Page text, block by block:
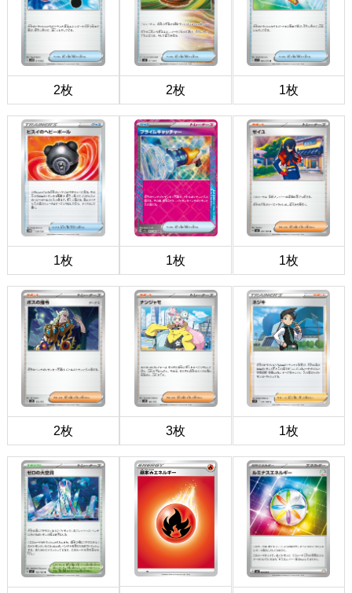
2枚 2枚 1枚
1枚 1枚 1枚
2枚 3枚 1枚